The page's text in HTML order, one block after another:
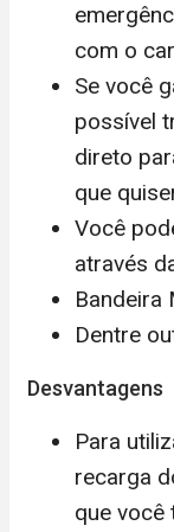
com o
Se você
possível
direto
que
Você
através
Bandeira
Dentre
Desvantagens
Para
recarga
que você